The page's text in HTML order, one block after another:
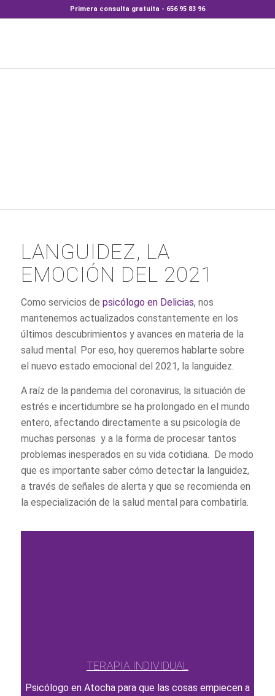
Primera consulta gratuita - 656 95 83 96
LANGUIDEZ, LA
EMOCIÓN DEL 2021
Como servicios de psicólogo en Delicias, nos
mantenemos actualizados constantemente en los
últimos descubrimientos y avances en materia de la
salud mental. Por eso, hoy queremos hablarte sobre
el nuevo estado emocional del 2021, la languidez.
A raíz de la pandemia del coronavirus, la situación de
estrés e incertidumbre se ha prolongado en el mundo
entero, afectando directamente a su psicología de
muchas personas y a la forma de procesar tantos
problemas inesperados en su vida cotidiana. De modo
que es importante saber cómo detectar la languidez,
a través de señales de alerta y que se recomienda en
la especialización de la salud mental para combatirla.
TERAPIA INDIVIDUAL
Psicólogo en Atocha para que las cosas empiecen a